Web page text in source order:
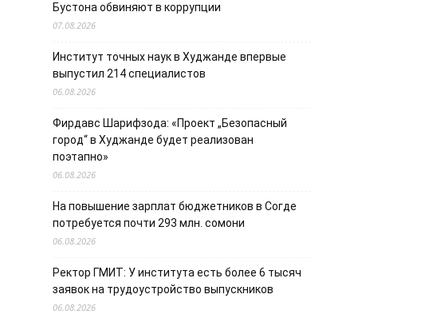
Бустона обвиняют в коррупции
07.08.2026
Институт точных наук в Худжанде впервые
выпустил 214 специалистов
06.08.2026
Фирдавс Шарифзода: «Проект „Безопасный
город“ в Худжанде будет реализован
поэтапно»
06.08.2026
На повышение зарплат бюджетников в Согде
потребуется почти 293 млн. сомони
06.08.2026
Ректор ГМИТ: У института есть более 6 тысяч
заявок на трудоустройство выпускников
06.08.2026